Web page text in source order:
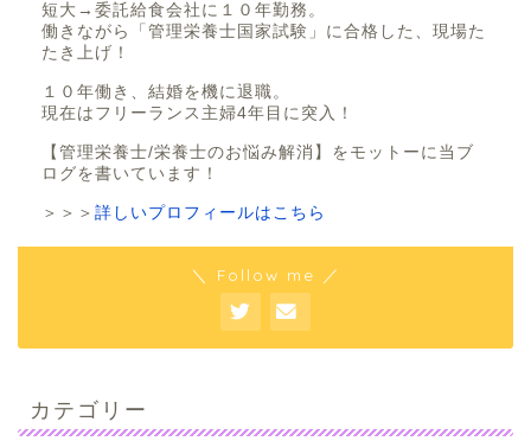
短大→委託給食会社に１０年勤務。
働きながら「管理栄養士国家試験」に合格した、現場た
たき上げ！
１０年働き、結婚を機に退職。
現在はフリーランス主婦4年目に突入！
【管理栄養士/栄養士のお悩み解消】をモットーに当ブ
ログを書いています！
＞＞＞ 詳しいプロフィールはこちら
＼ Follow me ／
カテゴリー